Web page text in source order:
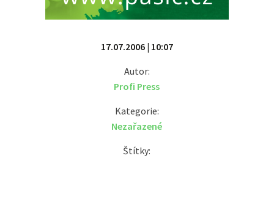
17.07.2006 | 10:07
Autor:
Profi Press
Kategorie:
Nezařazené
Štítky: